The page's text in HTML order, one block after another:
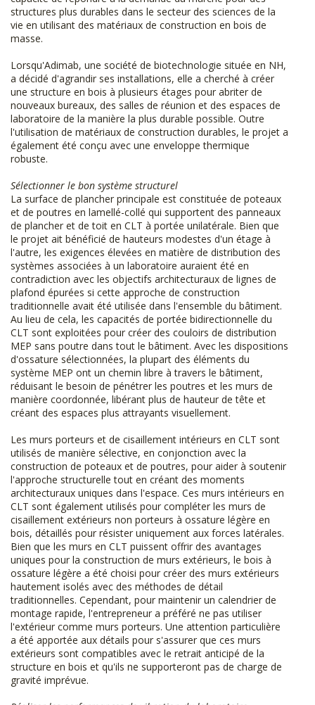
structures plus durables dans le secteur des sciences de la
vie en utilisant des matériaux de construction en bois de
masse.
Lorsqu'Adimab, une société de biotechnologie située en NH,
a décidé d'agrandir ses installations, elle a cherché à créer
une structure en bois à plusieurs étages pour abriter de
nouveaux bureaux, des salles de réunion et des espaces de
laboratoire de la manière la plus durable possible. Outre
l'utilisation de matériaux de construction durables, le projet a
également été conçu avec une enveloppe thermique
robuste.
Sélectionner le bon système structurel
La surface de plancher principale est constituée de poteaux
et de poutres en lamellé-collé qui supportent des panneaux
de plancher et de toit en CLT à portée unilatérale. Bien que
le projet ait bénéficié de hauteurs modestes d'un étage à
l'autre, les exigences élevées en matière de distribution des
systèmes associées à un laboratoire auraient été en
contradiction avec les objectifs architecturaux de lignes de
plafond épurées si cette approche de construction
traditionnelle avait été utilisée dans l'ensemble du bâtiment.
Au lieu de cela, les capacités de portée bidirectionnelle du
CLT sont exploitées pour créer des couloirs de distribution
MEP sans poutre dans tout le bâtiment. Avec les dispositions
d'ossature sélectionnées, la plupart des éléments du
système MEP ont un chemin libre à travers le bâtiment,
réduisant le besoin de pénétrer les poutres et les murs de
manière coordonnée, libérant plus de hauteur de tête et
créant des espaces plus attrayants visuellement.
Les murs porteurs et de cisaillement intérieurs en CLT sont
utilisés de manière sélective, en conjonction avec la
construction de poteaux et de poutres, pour aider à soutenir
l'approche structurelle tout en créant des moments
architecturaux uniques dans l'espace. Ces murs intérieurs en
CLT sont également utilisés pour compléter les murs de
cisaillement extérieurs non porteurs à ossature légère en
bois, détaillés pour résister uniquement aux forces latérales.
Bien que les murs en CLT puissent offrir des avantages
uniques pour la construction de murs extérieurs, le bois à
ossature légère a été choisi pour créer des murs extérieurs
hautement isolés avec des méthodes de détail
traditionnelles. Cependant, pour maintenir un calendrier de
montage rapide, l'entrepreneur a préféré ne pas utiliser
l'extérieur comme murs porteurs. Une attention particulière
a été apportée aux détails pour s'assurer que ces murs
extérieurs sont compatibles avec le retrait anticipé de la
structure en bois et qu'ils ne supporteront pas de charge de
gravité imprévue.